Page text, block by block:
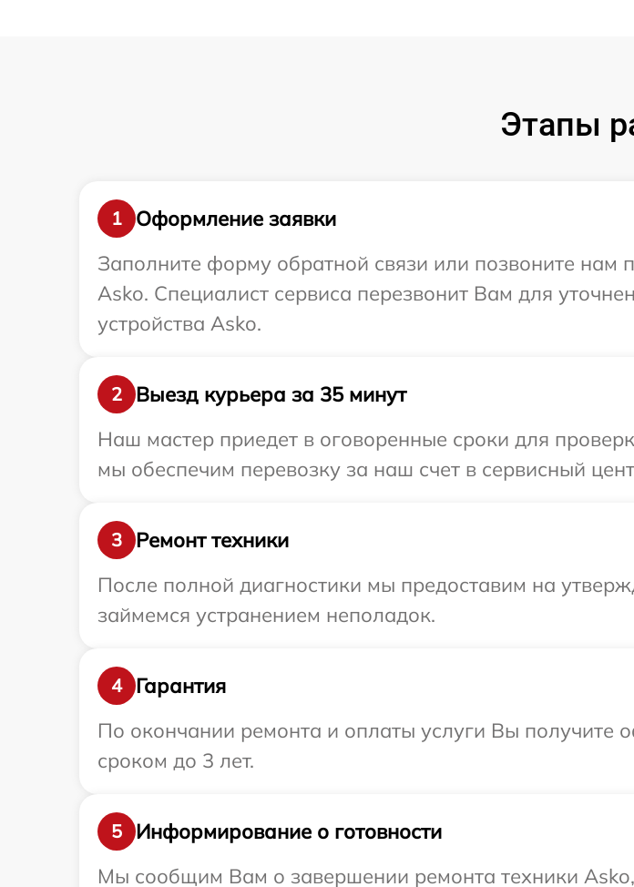
Этапы
1
Оформление заявки
Заполните форму обратной связи или позвоните нам
Asko. Специалист сервиса перезвонит Вам для
устройства Asko.
2
Выезд курьера за 35 минут
Наш мастер приедет в оговоренные сроки для
мы обеспечим перевозку за наш счет в сервисный
3
Ремонт техники
После полной диагностики мы предоставим на
займемся устранением неполадок.
4
Гарантия
По окончании ремонта и оплаты услуги Вы получите
сроком до 3 лет.
5
Информирование о готовности
Мы сообщим Вам о завершении ремонта техники